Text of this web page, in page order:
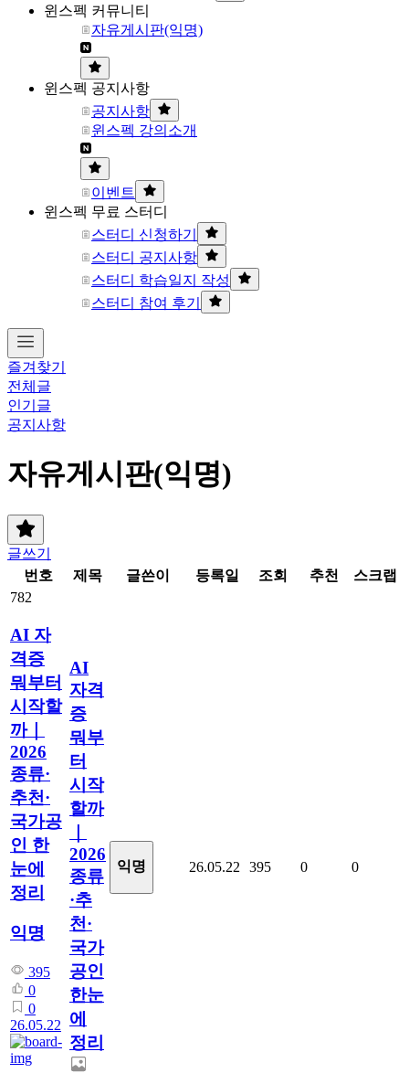
윈스펙 커뮤니티
자유게시판(익명)
윈스펙 공지사항
공지사항
윈스펙 강의소개
이벤트
윈스펙 무료 스터디
스터디 신청하기
스터디 공지사항
스터디 학습일지 작성
스터디 참여 후기
즐겨찾기
전체글
인기글
공지사항
자유게시판(익명)
글쓰기
번호
제목 글쓴이 등록일 조회 추천
스크랩
782
AI 자
격증
뭐부터
시작할
까｜
2026
종류·
추천·
국가공
인 한
눈에
정리
익명
395
0
0
26.05.22
AI
자격
증
뭐부
터
시작
할까
2026
종류
·추
천·
국가
공인
한눈
에
정리
익명 26.05.22 395 0 0